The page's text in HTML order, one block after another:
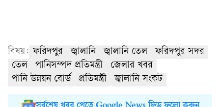
বিষয়: ফরিদপুর জ্বালানি জ্বালানি তেল
ফরিদপুর সদর
তেল
পানিসম্পদ প্রতিমন্ত্রী
জেলার খবর
পানি উন্নয়ন বোর্ড
প্রতিমন্ত্রী জ্বালানি সংকট